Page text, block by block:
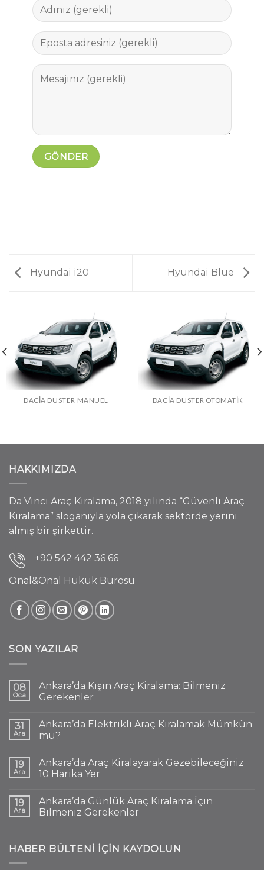
Hyundai i20 Hyundai Blue
DACIA DUSTER MANUEL DACIA DUSTER OTOMATIK
HAKKIMIZDA
Da Vinci Araç Kiralama, 2018 yılında “Güvenli Araç
Kiralama” sloganıyla yola çıkarak sektörde yerini
almış bir şirkettir.
+90 542 442 36 66
Önal&Önal Hukuk Bürosu
SON YAZILAR
08
Oca
Ankara’da Kışın Araç Kiralama: Bilmeniz
Gerekenler
31
Ara
Ankara’da Elektrikli Araç Kiralamak Mümkün
mü?
19
Ara
Ankara’da Araç Kiralayarak Gezebileceğiniz
10 Harika Yer
19
Ara
Ankara’da Günlük Araç Kiralama İçin
Bilmeniz Gerekenler
HABER BÜLTENI IÇIN KAYDOLUN